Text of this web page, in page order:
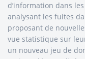
d’information dans
analysant les fuites
proposant de
vue statistique sur
un nouveau jeu de